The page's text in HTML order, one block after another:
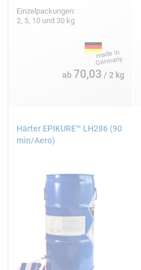
Einzelpackungen:
2, 5, 10 und 30 kg
ab 70,03 / 2 kg
Härter EPIKURE™ LH286 (90
min/Aero)